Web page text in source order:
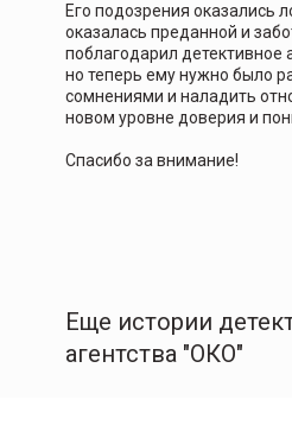
Его подозрения оказались
оказалась преданной и
поблагодарил детективное
но теперь ему нужно было
сомнениями и наладить
новом уровне доверия и
Спасибо за внимание!
Еще истории
агентства "ОКО"